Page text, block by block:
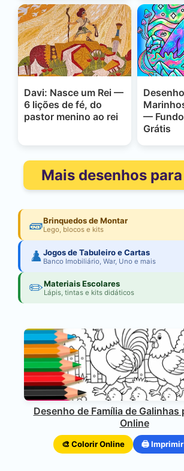
Davi: Nasce um Rei —
6 lições de fé, do
pastor menino ao rei
—
Grátis
Mais desenhos
🧱Brinquedos de Montar
Lego, blocos e kits
♟️Jogos de Tabuleiro e Cartas
Banco Imobiliário, War, Uno e mais
✏️Materiais Escolares
Lápis, tintas e kits didáticos
Desenho de Família de Galinhas
Online
🎨 Colorir Online 🖨️ Imprimir